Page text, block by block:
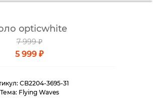
opticwhite
7 999 ₽
5 999 ₽
CB2204-3695-31
Тема: Flying Waves